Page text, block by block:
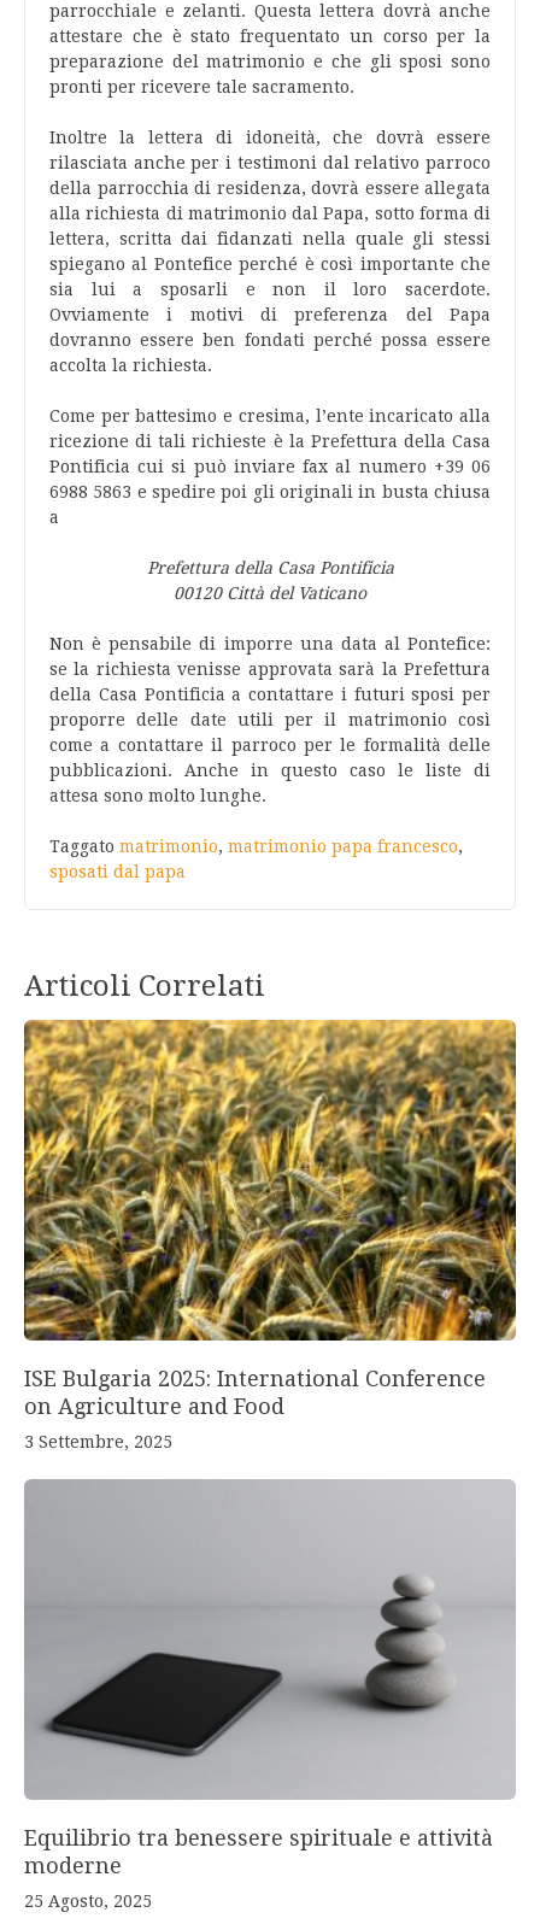
parrocchiale e zelanti. Questa lettera dovrà anche
attestare che è stato frequentato un corso per la
preparazione del matrimonio e che gli sposi sono
pronti per ricevere tale sacramento.
Inoltre la lettera di idoneità, che dovrà essere
rilasciata anche per i testimoni dal relativo parroco
della parrocchia di residenza, dovrà essere allegata
alla richiesta di matrimonio dal Papa, sotto forma di
lettera, scritta dai fidanzati nella quale gli stessi
spiegano al Pontefice perché è così importante che
sia lui a sposarli e non il loro sacerdote.
Ovviamente i motivi di preferenza del Papa
dovranno essere ben fondati perché possa essere
accolta la richiesta.
Come per battesimo e cresima, l’ente incaricato alla
ricezione di tali richieste è la Prefettura della Casa
Pontificia cui si può inviare fax al numero +39 06
6988 5863 e spedire poi gli originali in busta chiusa
a
Prefettura della Casa Pontificia
00120 Città del Vaticano
Non è pensabile di imporre una data al Pontefice:
se la richiesta venisse approvata sarà la Prefettura
della Casa Pontificia a contattare i futuri sposi per
proporre delle date utili per il matrimonio così
come a contattare il parroco per le formalità delle
pubblicazioni. Anche in questo caso le liste di
attesa sono molto lunghe.
Taggato matrimonio, matrimonio papa francesco,
sposati dal papa
Articoli Correlati
ISE Bulgaria 2025: International Conference
on Agriculture and Food
3 Settembre, 2025
Equilibrio tra benessere spirituale e attività
moderne
25 Agosto, 2025